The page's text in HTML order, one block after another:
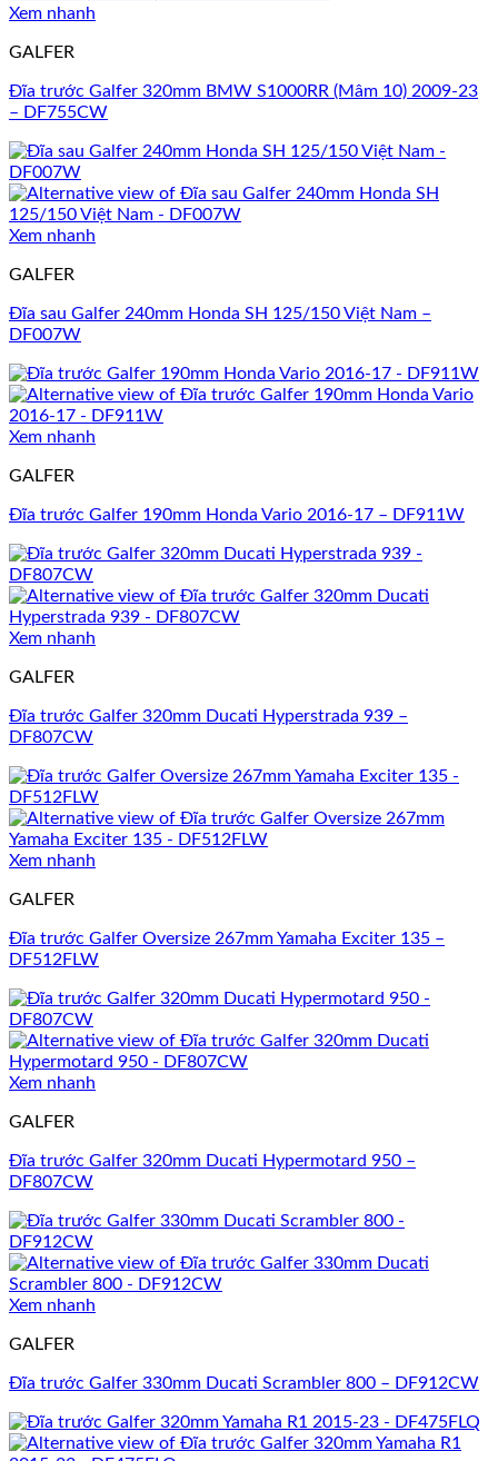
Xem nhanh
GALFER
Đĩa trước Galfer 320mm BMW S1000RR (Mâm 10) 2009-23
– DF755CW
Xem nhanh
GALFER
Đĩa sau Galfer 240mm Honda SH 125/150 Việt Nam –
DF007W
Xem nhanh
GALFER
Đĩa trước Galfer 190mm Honda Vario 2016-17 – DF911W
Xem nhanh
GALFER
Đĩa trước Galfer 320mm Ducati Hyperstrada 939 –
DF807CW
Xem nhanh
GALFER
Đĩa trước Galfer Oversize 267mm Yamaha Exciter 135 –
DF512FLW
Xem nhanh
GALFER
Đĩa trước Galfer 320mm Ducati Hypermotard 950 –
DF807CW
Xem nhanh
GALFER
Đĩa trước Galfer 330mm Ducati Scrambler 800 – DF912CW